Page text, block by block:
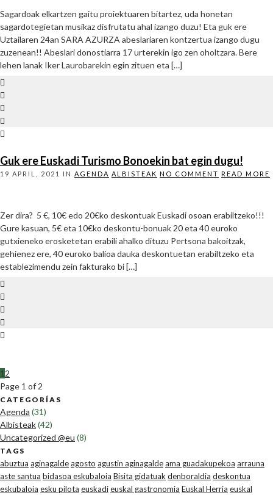
Sagardoak elkartzen gaitu proiektuaren bitartez, uda honetan
sagardotegietan musikaz disfrutatu ahal izango duzu! Eta guk ere
Uztailaren 24an SARA AZURZA abeslariaren kontzertua izango dugu
zuzenean!! Abeslari donostiarra 17 urterekin igo zen oholtzara. Bere
lehen lanak Iker Laurobarekin egin zituen eta […]
Guk ere Euskadi Turismo Bonoekin bat egin dugu!
19 APRIL, 2021 IN AGENDA ALBISTEAK NO COMMENT READ MORE
Zer dira? 5 €, 10€ edo 20€ko deskontuak Euskadi osoan erabiltzeko!!!
Gure kasuan, 5€ eta 10€ko deskontu-bonuak 20 eta 40 euroko
gutxieneko erosketetan erabili ahalko dituzu Pertsona bakoitzak,
gehienez ere, 40 euroko balioa dauka deskontuetan erabiltzeko eta
establezimendu zein fakturako bi […]
12
Page 1 of 2
CATEGORÍAS
Agenda (31)
Albisteak(42)
Uncategorized @eu (8)
TAGS
abuztua aginagaldeagosto agustin aginagaldeama guadakupekoa arrauna
aste santua bidasoa eskubaloia Bisita gidatuakdenboraldia deskontua
eskubaloia esku pilota euskadieuskal gastronomia Euskal Herria euskal